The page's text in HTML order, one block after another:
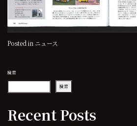
Posted in ニュース
検索
検索
Recent Posts